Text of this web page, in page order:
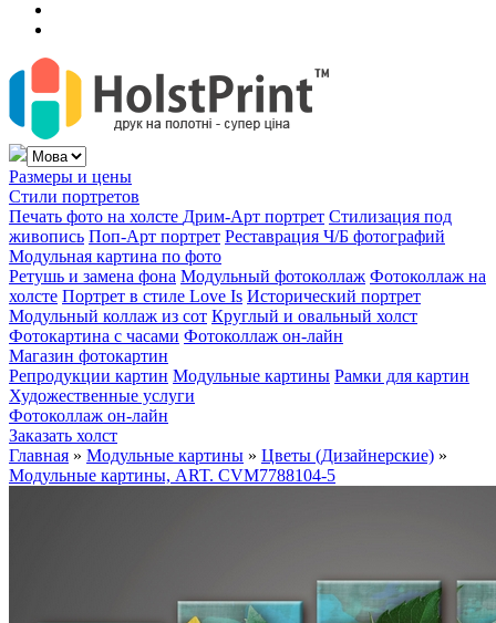
Размеры и цены
Стили портретов
Печать фото на холсте Дрим-Арт портрет Стилизация под
живопись Поп-Арт портрет Реставрация Ч/Б фотографий
Модульная картина по фото
Ретушь и замена фона Модульный фотоколлаж Фотоколлаж на
холсте Портрет в стиле Love Is Исторический портрет
Модульный коллаж из сот Круглый и овальный холст
Фотокартина с часами Фотоколлаж он-лайн
Магазин фотокартин
Репродукции картин Модульные картины Рамки для картин
Художественные услуги
Фотоколлаж он-лайн
Заказать холст
Главная » Модульные картины » Цветы (Дизайнерские) »
Модульные картины, ART. CVM7788104-5